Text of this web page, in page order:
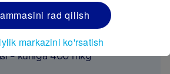
roʻyxatiga
qoʻshing:
– kuniga 400 mkg
rad qilish
markazini ko'rsatish